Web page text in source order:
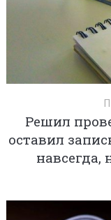
Решил
оставил
навсегда,